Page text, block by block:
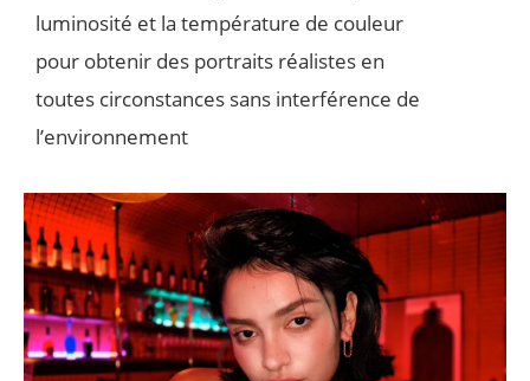
luminosité et la température de couleur
pour obtenir des portraits réalistes en
toutes circonstances sans interférence de
l’environnement